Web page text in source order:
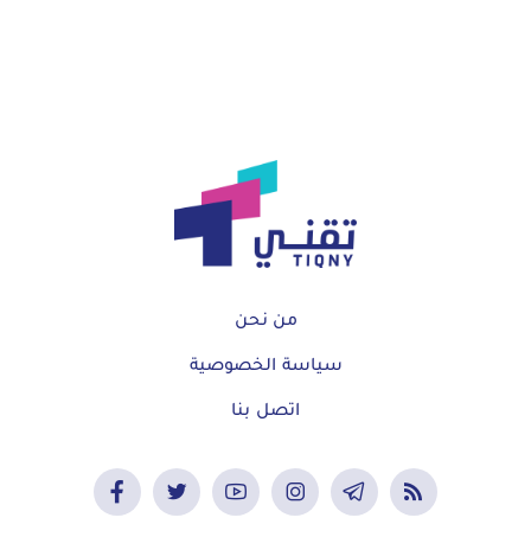
من نحن
سياسة الخصوصية
اتصل بنا